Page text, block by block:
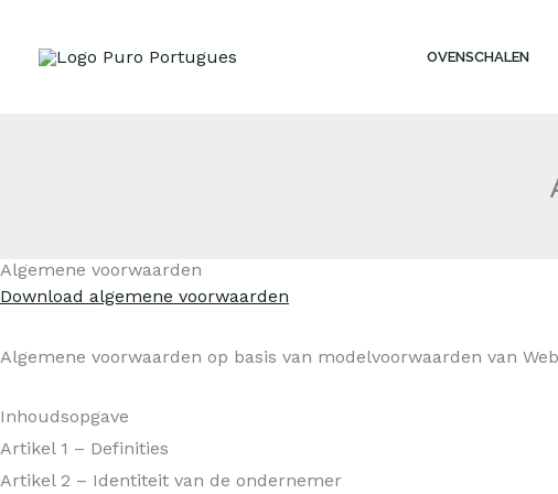
OVENSCHALEN
Algemene voorwaarden
Download algemene voorwaarden
Algemene voorwaarden op basis van modelvoorwaarden van
Inhoudsopgave
Artikel 1 – Definities
Artikel 2 – Identiteit van de ondernemer